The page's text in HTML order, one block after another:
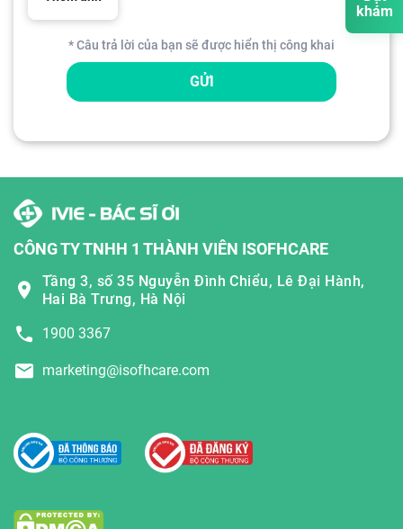
khám
* Câu trả lời của bạn sẽ được hiển thị công khai
GỬI
CÔNG TY TNHH 1 THÀNH VIÊN ISOFHCARE
Tầng 3, số 35 Nguyễn Đình Chiểu, Lê Đại Hành,
Hai Bà Trưng, Hà Nội
1900 3367
marketing@isofhcare.com